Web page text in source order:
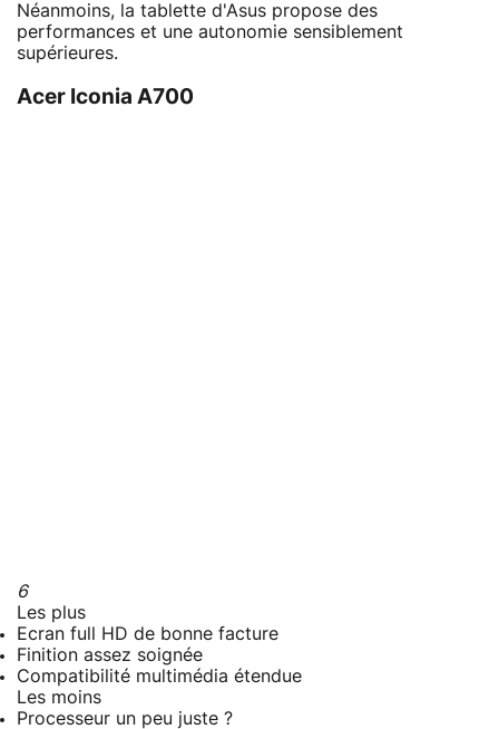
Néanmoins, la tablette d'Asus propose des
performances et une autonomie sensiblement
supérieures.
Acer Iconia A700
6
Les plus
Ecran full HD de bonne facture
Finition assez soignée
Compatibilité multimédia étendue
Les moins
Processeur un peu juste ?